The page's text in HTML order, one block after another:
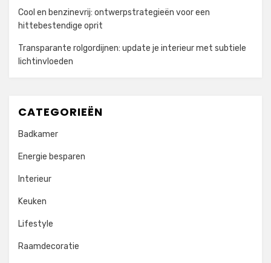
Cool en benzinevrij: ontwerpstrategieën voor een
hittebestendige oprit
Transparante rolgordijnen: update je interieur met subtiele
lichtinvloeden
CATEGORIEËN
Badkamer
Energie besparen
Interieur
Keuken
Lifestyle
Raamdecoratie